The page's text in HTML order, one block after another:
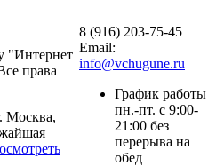
"Интернет
права
Москва,
8 (916) 203-75-45
Email:
info@vchugune.ru
График работы
пн.-пт. с 9:00-
21:00 без
перерыва на
обед